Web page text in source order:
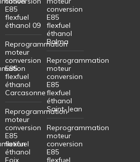
E85
flexfuel
éthanol 09
Reprogrammation
moteur
conversion
E85
flexfuel
éthanol
Carcasonne
Reprogrammation
moteur
conversion
E85
flexfuel
éthanol
Foix
conversion
E85
flexfuel
éthanol
Balma
Reprogrammation
moteur
conversion
E85
flexfuel
éthanol
Saint-Jean
Reprogrammation
moteur
conversion
E85
flexfuel